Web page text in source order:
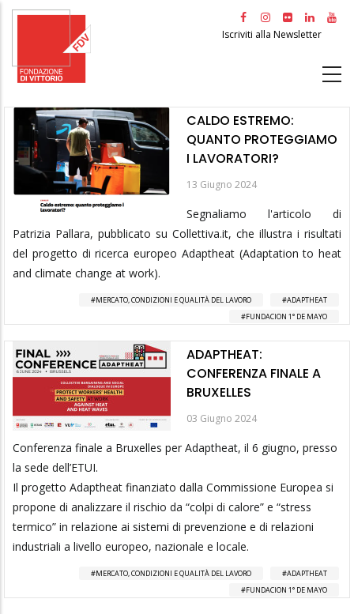
Salta
principale
Iscriviti alla Newsletter
CALDO ESTREMO:
QUANTO PROTEGGIAMO
I LAVORATORI?
13 Giugno 2024
Segnaliamo l'articolo di
Patrizia Pallara, pubblicato su Collettiva.it, che illustra i risultati
del progetto di ricerca europeo Adaptheat (Adaptation to heat
and climate change at work).
MERCATO, CONDIZIONI E QUALITÀ DEL LAVORO
ADAPTHEAT
FUNDACION 1° DE MAYO
ADAPTHEAT:
CONFERENZA FINALE A
BRUXELLES
03 Giugno 2024
Conferenza finale a Bruxelles per Adaptheat, il 6 giugno, presso
la sede dell’ETUI.
Il progetto Adaptheat finanziato dalla Commissione Europea si
propone di analizzare il rischio da “colpi di calore” e “stress
termico” in relazione ai sistemi di prevenzione e di relazioni
industriali a livello europeo, nazionale e locale.
MERCATO, CONDIZIONI E QUALITÀ DEL LAVORO
ADAPTHEAT
FUNDACION 1° DE MAYO